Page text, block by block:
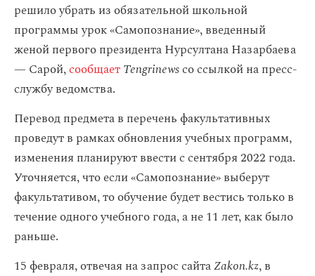
решило убрать из обязательной школьной
программы урок «Самопознание», введенный
женой первого президента Нурсултана Назарбаева
— Сарой,сообщаетTengrinewsсо ссылкой на пресс-
службу ведомства.
Перевод предмета в перечень факультативных
проведут в рамках обновления учебных программ,
изменения планируют ввести с сентября 2022 года.
Уточняется, что если «Самопознание» выберут
факультативом, то обучение будет вестись только в
течение одного учебного года, а не 11 лет, как было
раньше.
15 февраля, отвечая на запрос сайтаZakon.kz, в